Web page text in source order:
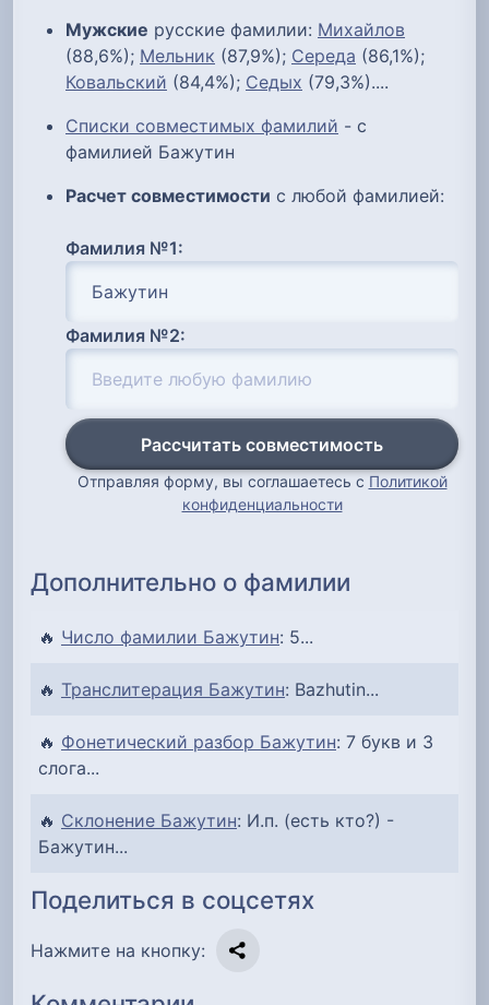
Мужские русские фамилии: Михайлов
(88,6%); Мельник (87,9%); Середа (86,1%);
Ковальский (84,4%); Седых (79,3%)....
Списки совместимых фамилий - с
фамилией Бажутин
Расчет совместимости с любой фамилией:
Фамилия №1:
Фамилия №2:
Рассчитать совместимость
Отправляя форму, вы соглашаетесь с Политикой
конфиденциальности
Дополнительно о фамилии
🔥 Число фамилии Бажутин: 5...
🔥 Транслитерация Бажутин: Bazhutin...
🔥 Фонетический разбор Бажутин: 7 букв и 3
слога...
🔥 Склонение Бажутин: И.п. (есть кто?) -
Бажутин...
Поделиться в соцсетях
Нажмите на кнопку: